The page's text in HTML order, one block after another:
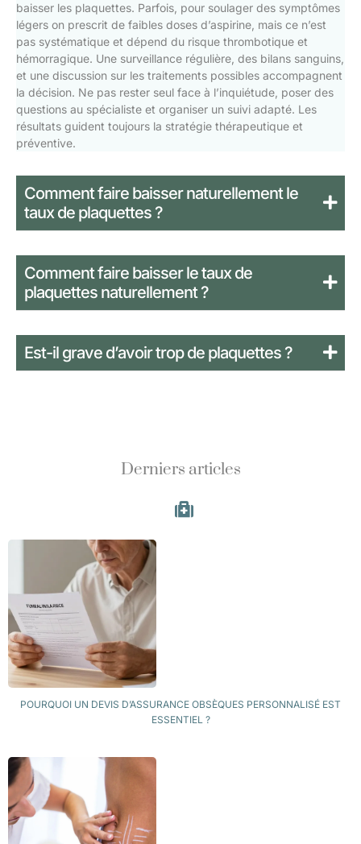
baisser les plaquettes. Parfois, pour soulager des symptômes
légers on prescrit de faibles doses d’aspirine, mais ce n’est
pas systématique et dépend du risque thrombotique et
hémorragique. Une surveillance régulière, des bilans sanguins,
et une discussion sur les traitements possibles accompagnent
la décision. Ne pas rester seul face à l’inquiétude, poser des
questions au spécialiste et organiser un suivi adapté. Les
résultats guident toujours la stratégie thérapeutique et
préventive.
Comment faire baisser naturellement le
taux de plaquettes ?
Comment faire baisser le taux de
plaquettes naturellement ?
Est-il grave d’avoir trop de plaquettes ?
Derniers articles
POURQUOI UN DEVIS D’ASSURANCE OBSÈQUES PERSONNALISÉ EST
ESSENTIEL ?